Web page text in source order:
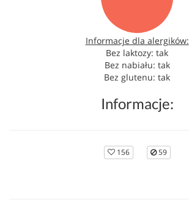
Informacje dla alergików:
Bez laktozy: tak
Bez nabiału: tak
Bez glutenu: tak
Informacje:
156 59